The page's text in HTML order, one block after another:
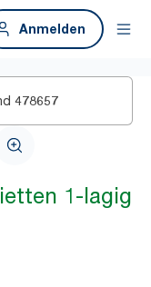
Anmelden
478657
1-lagig